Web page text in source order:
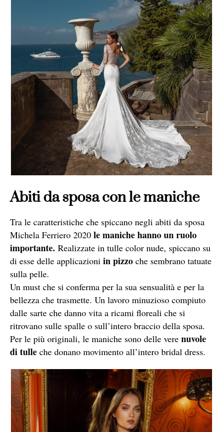
Abiti da sposa con le maniche
Tra le caratteristiche che spiccano negli abiti da sposa
Michela Ferriero 2020 le maniche hanno un ruolo
importante. Realizzate in tulle color nude, spiccano su
di esse delle applicazioni in pizzo che sembrano tatuate
sulla pelle.
Un must che si conferma per la sua sensualità e per la
bellezza che trasmette. Un lavoro minuzioso compiuto
dalle sarte che danno vita a ricami floreali che si
ritrovano sulle spalle o sull’intero braccio della sposa.
Per le più originali, le maniche sono delle vere nuvole
di tulle che donano movimento all’intero bridal dress.